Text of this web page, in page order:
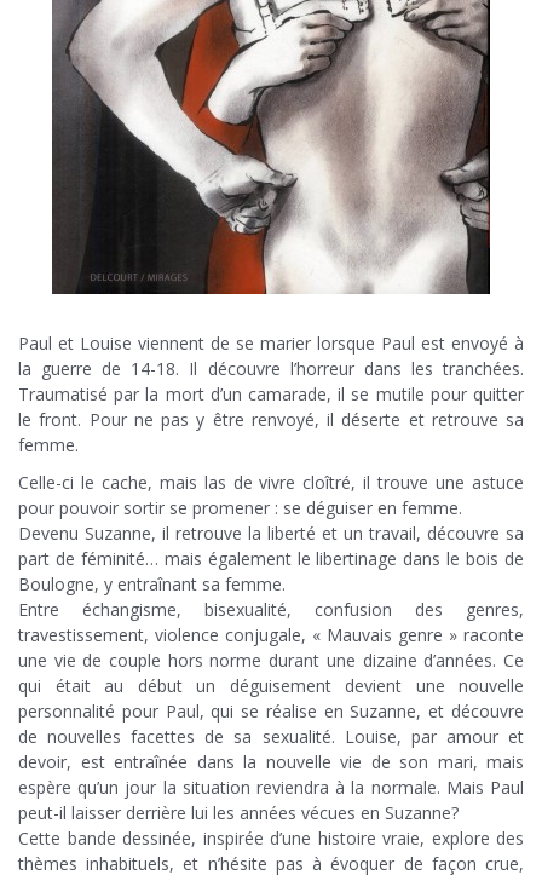
Paul et Louise viennent de se marier lorsque Paul est envoyé à
la guerre de 14-18. Il découvre l’horreur dans les tranchées.
Traumatisé par la mort d’un camarade, il se mutile pour quitter
le front. Pour ne pas y être renvoyé, il déserte et retrouve sa
femme.
Celle-ci le cache, mais las de vivre cloîtré, il trouve une astuce
pour pouvoir sortir se promener : se déguiser en femme.
Devenu Suzanne, il retrouve la liberté et un travail, découvre sa
part de féminité… mais également le libertinage dans le bois de
Boulogne, y entraînant sa femme.
Entre échangisme, bisexualité, confusion des genres,
travestissement, violence conjugale, « Mauvais genre » raconte
une vie de couple hors norme durant une dizaine d’années. Ce
qui était au début un déguisement devient une nouvelle
personnalité pour Paul, qui se réalise en Suzanne, et découvre
de nouvelles facettes de sa sexualité. Louise, par amour et
devoir, est entraînée dans la nouvelle vie de son mari, mais
espère qu’un jour la situation reviendra à la normale. Mais Paul
peut-il laisser derrière lui les années vécues en Suzanne?
Cette bande dessinée, inspirée d’une histoire vraie, explore des
thèmes inhabituels, et n’hésite pas à évoquer de façon crue,